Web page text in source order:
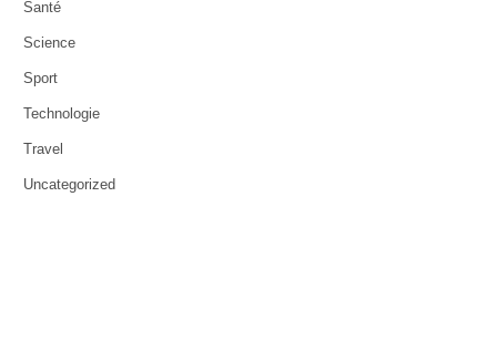
Santé
Science
Sport
Technologie
Travel
Uncategorized